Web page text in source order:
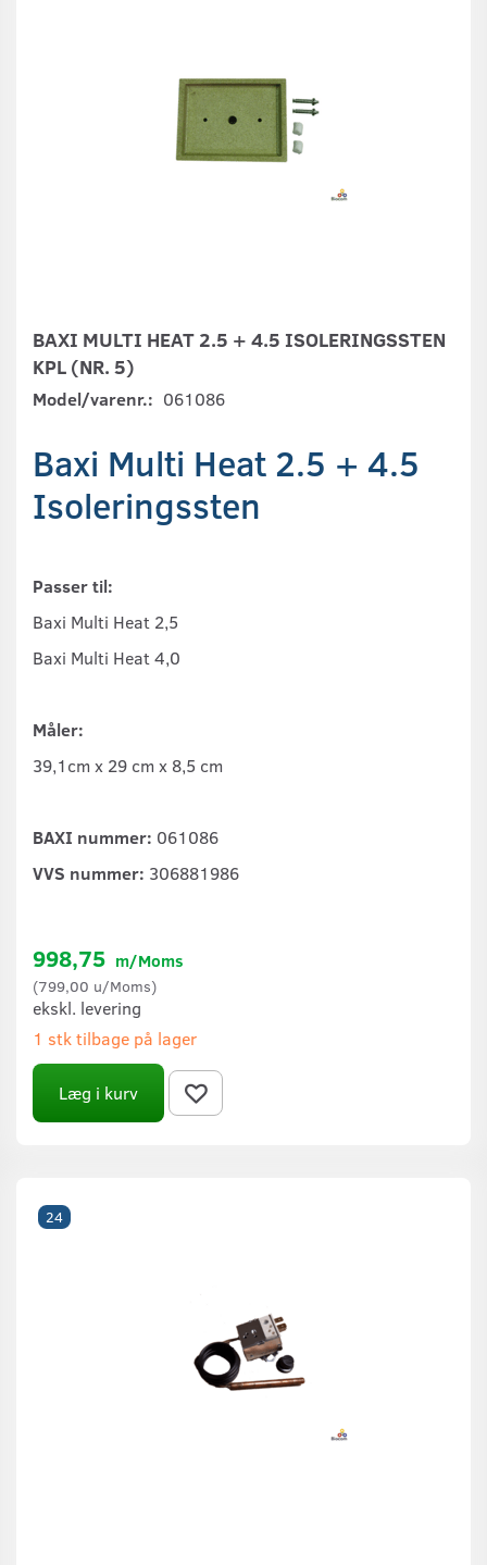
BAXI MULTI HEAT 2.5 + 4.5 ISOLERINGSSTEN
KPL (NR. 5)
Model/varenr.: 061086
Baxi Multi Heat 2.5 + 4.5
Isoleringssten
Passer til:
Baxi Multi Heat 2,5
Baxi Multi Heat 4,0
Måler:
39,1cm x 29 cm x 8,5 cm
BAXI nummer: 061086
VVS nummer: 306881986
998,75 m/Moms
(799,00 u/Moms)
ekskl. levering
1 stk tilbage på lager
Læg i kurv
24